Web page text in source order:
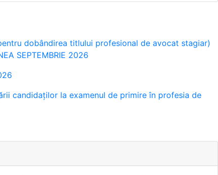
dobândirea titlului profesional de avocat stagiar)
SEPTEMBRIE 2026
candidaților la examenul de primire în profesia de